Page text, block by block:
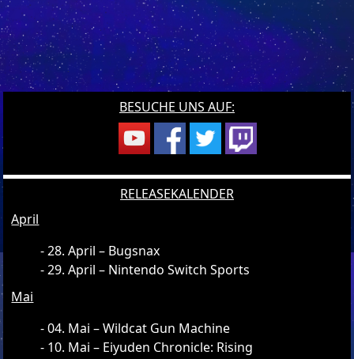
BESUCHE UNS AUF:
RELEASEKALENDER
April
28. April – Bugsnax
29. April – Nintendo Switch Sports
Mai
04. Mai – Wildcat Gun Machine
10. Mai – Eiyuden Chronicle: Rising